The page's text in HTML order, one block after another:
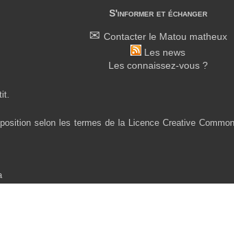
S'informer et échanger
Contacter le Matou matheux
Les news
Les connaissez-vous ?
selon les termes de la Licence Creative